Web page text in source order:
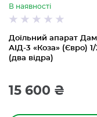
Доїльний апарат
АІД-3 «Коза» (Євро)
(два відра)
В наявності
15 600 ₴